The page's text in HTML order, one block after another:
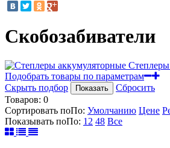
Скобозабиватели
Подобрать товары по параметрам
Скрыть подбор
Показать
Сбросить
Товаров: 0
Сортировать поПо: Умолчанию Цене
Показывать поПо: 12 48 Все